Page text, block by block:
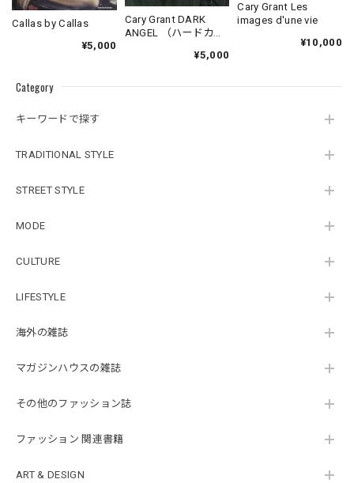
Category
キーワードで探す
TRADITIONAL STYLE
STREET STYLE
MODE
CULTURE
LIFESTYLE
海外の雑誌
マガジンハウスの雑誌
その他のファッション誌
ファッション 関連書籍
ART & DESIGN
Callas by Callas
¥5,000
Cary Grant DARK
ANGEL （ハードカバ
¥5,000
Cary Grant Les
images d'une vie
¥10,000